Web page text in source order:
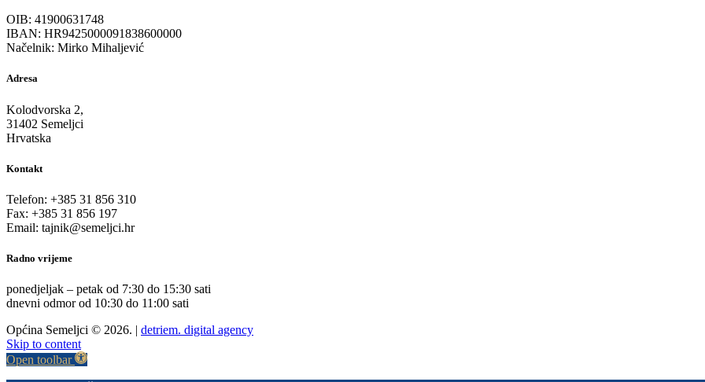
OIB: 41900631748
IBAN: HR9425000091838600000
Načelnik: Mirko Mihaljević
Adresa
Kolodvorska 2,
31402 Semeljci
Hrvatska
Kontakt
Telefon: +385 31 856 310
Fax: +385 31 856 197
Email: tajnik@semeljci.hr
Radno vrijeme
ponedjeljak – petak od 7:30 do 15:30 sati
dnevni odmor od 10:30 do 11:00 sati
Općina Semeljci © 2026. | detriem. digital agency
Skip to content
Open toolbar